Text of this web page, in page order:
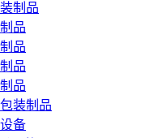
制品
品
品
品
品
装制品
备